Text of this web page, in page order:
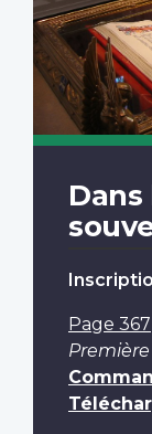
Dans
Page 367